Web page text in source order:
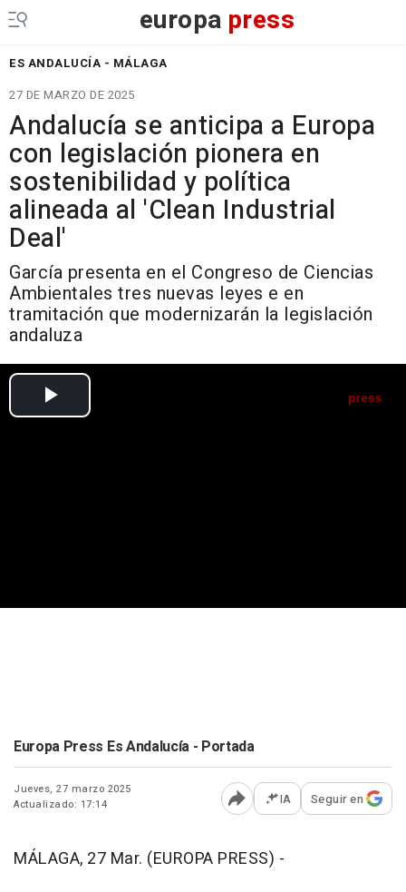
europa press
ES ANDALUCÍA - MÁLAGA
27 DE MARZO DE 2025
Andalucía se anticipa a Europa
con legislación pionera en
sostenibilidad y política
alineada al 'Clean Industrial
Deal'
García presenta en el Congreso de Ciencias
Ambientales tres nuevas leyes e en
tramitación que modernizarán la legislación
andaluza
Europa Press Es Andalucía - Portada
Jueves, 27 marzo 2025
Actualizado: 17:14
Abrir opciones para
IA Seguir en
MÁLAGA, 27 Mar. (EUROPA PRESS) -